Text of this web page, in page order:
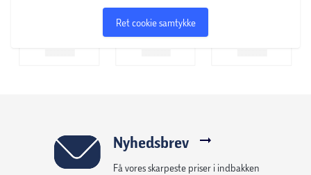
Ret cookie samtykke
Nyhedsbrev
Få vores skarpeste priser i indbakken